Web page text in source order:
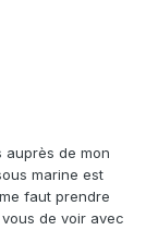
concernant
auprès de mon
marine est
faut prendre
de voir avec